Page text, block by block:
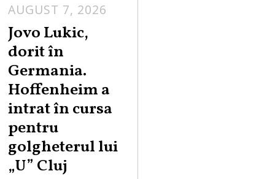
AUGUST 7, 2026
Jovo Lukic,
dorit în
Germania.
Hoffenheim a
intrat în cursa
pentru
golgheterul lui
„U” Cluj